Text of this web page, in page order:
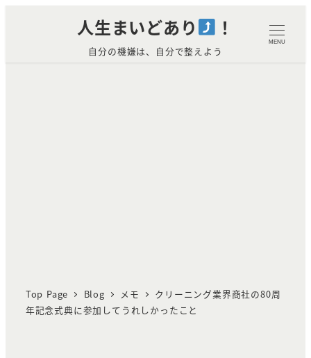
人生まいどあり ！
自分の機嫌は、自分で整えよう
MENU
Top Page Blog メモ
クリーニング業界商社の80周
年記念式典に参加してうれしかったこと